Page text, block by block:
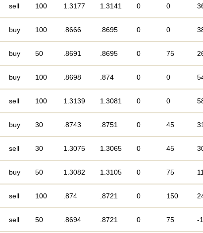
sell 100 1.3177 1.3141 0 0
buy 100 .8666 .8695 0 0
buy 50 .8691 .8695 0 75
buy 100 .8698 .874 0 0
sell 100 1.3139 1.3081 0 0
buy 30 .8743 .8751 0 45
sell 30 1.3075 1.3065 0 45
buy 50 1.3082 1.3105 0 75
sell 100 .874 .8721 0 150
sell 50 .8694 .8721 0 75 -